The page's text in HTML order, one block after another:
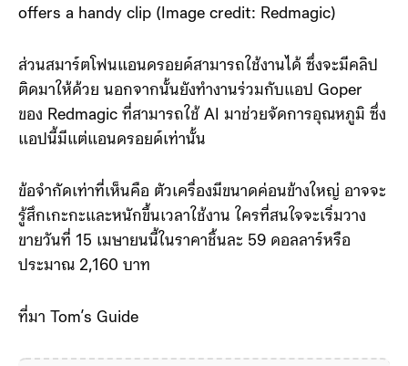
ส่วนสมาร์ตโฟนแอนดรอยด์สามารถใช้งานได้ ซึ่งจะมีคลิป
ติดมาให้ด้วย นอกจากนั้นยังทำงานร่วมกับแอป Goper
ของ Redmagic ที่สามารถใช้ AI มาช่วยจัดการอุณหภูมิ ซึ่ง
แอปนี้มีแต่แอนดรอยด์เท่านั้น
ข้อจำกัดเท่าที่เห็นคือ ตัวเครื่องมีขนาดค่อนข้างใหญ่ อาจจะ
รู้สึกเกะกะและหนักขึ้นเวลาใช้งาน ใครที่สนใจจะเริ่มวาง
ขายวันที่ 15 เมษายนนี้ในราคาชิ้นละ 59 ดอลลาร์หรือ
ประมาณ 2,160 บาท
ที่มา Tom’s Guide